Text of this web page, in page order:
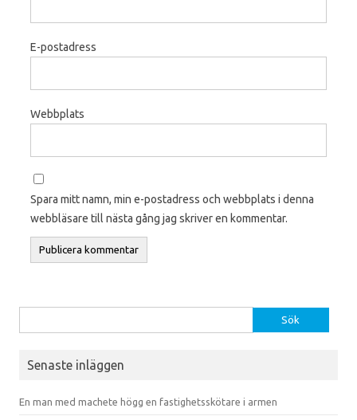
E-postadress
Webbplats
Spara mitt namn, min e-postadress och webbplats i denna
webbläsare till nästa gång jag skriver en kommentar.
Senaste inläggen
En man med machete högg en fastighetsskötare i armen